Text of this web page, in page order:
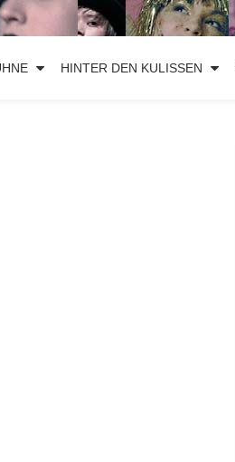
HINTER DEN KULISSEN